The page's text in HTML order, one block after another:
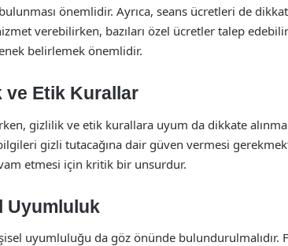
önemlidir. Ayrıca, seans ücretleri de
verebilirken, bazıları özel ücretler talep
belirlemek önemlidir.
ve Etik Kurallar
gizlilik ve etik kurallara uyum da dikkate
bilgileri gizli tutacağına dair güven vermesi
etmesi için kritik bir unsurdur.
Uyumluluk
uyumluluğu da göz önünde bulundurulmalıdır.